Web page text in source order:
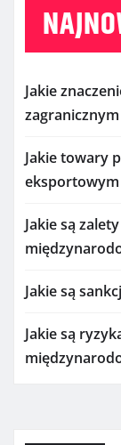
Jakie
zagranicznym
Jakie towary
eksportowym
Jakie są
Jakie są
Jakie są